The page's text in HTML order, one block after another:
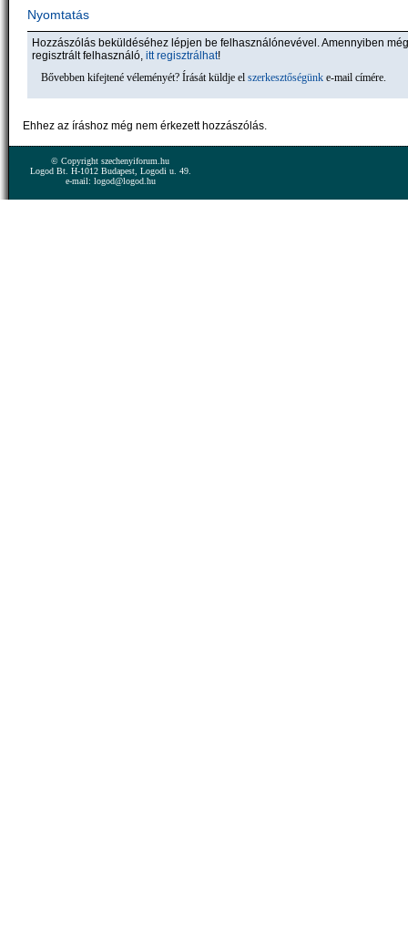
Nyomtatás
Hozzászólás beküldéséhez lépjen be felhasználónevével. Amennyiben
regisztrált felhasználó, itt regisztrálhat!
Bővebben kifejtené véleményét? Írását küldje el szerkesztőségünk e-mail címére.
Ehhez az íráshoz még nem érkezett hozzászólás.
© Copyright szechenyiforum.hu
Logod Bt. H-1012 Budapest, Logodi u. 49.
e-mail: logod@logod.hu